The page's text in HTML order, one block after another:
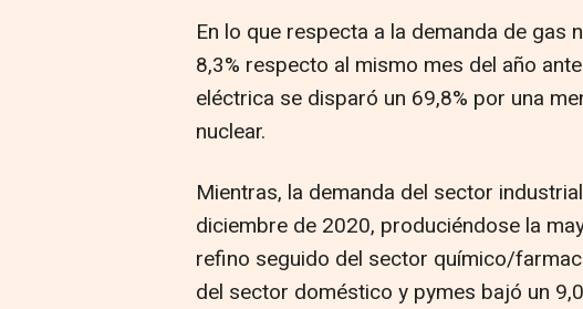
En lo que respecta a la demanda de gas
8,3% respecto al mismo mes del año
eléctrica se disparó un 69,8% por una
nuclear.
Mientras, la demanda del sector
diciembre de 2020, produciéndose la
refino seguido del sector químico/
del sector doméstico y pymes bajó un